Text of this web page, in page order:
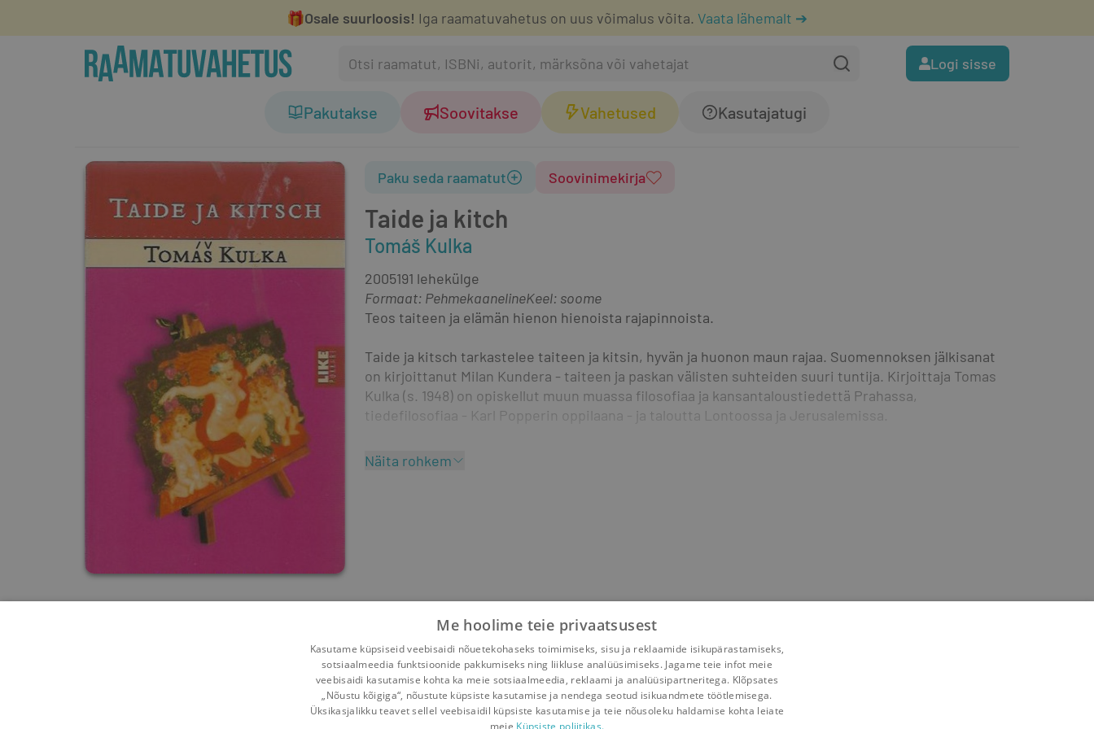
🎁Osale suurloosis! Iga raamatuvahetus on uus võimalus võita. Vaata lähemalt ➔
Logi sisse
Pakutakse Soovitakse Vahetused Kasutajatugi
Taide ja kitch
Tomáš Kulka
Paku seda raamatut Soovinimekirja
2005191 lehekülge
Formaat: PehmekaanelineKeel: soome
Teos taiteen ja elämän hienon hienoista rajapinnoista.
Taide ja kitsch tarkastelee taiteen ja kitsin, hyvän ja huonon maun rajaa. Suomennoksen jälkisanat
on kirjoittanut Milan Kundera - taiteen ja paskan välisten suhteiden suuri tuntija. Kirjoittaja Tomas
Kulka (s. 1948) on opiskellut muun muassa filosofiaa ja kansantaloustiedettä Prahassa,
tiedefilosofiaa - Karl Popperin oppilaana - ja taloutta Lontoossa ja Jerusalemissa.
Näita rohkem
Me hoolime teie privaatsusest
Kasutame küpsiseid veebisaidi nõuetekohaseks toimimiseks, sisu ja reklaamide isikupärastamiseks,
sotsiaalmeedia funktsioonide pakkumiseks ning liikluse analüüsimiseks. Jagame teie infot meie
veebisaidi kasutamise kohta ka meie sotsiaalmeedia, reklaami ja analüüsipartneritega. Klõpsates
„Nõustu kõigiga“, nõustute küpsiste kasutamise ja nendega seotud isikuandmete töötlemisega.
Üksikasjalikku teavet sellel veebisaidil küpsiste kasutamise ja teie nõusoleku haldamise kohta leiate
meie Küpsiste poliitikas.